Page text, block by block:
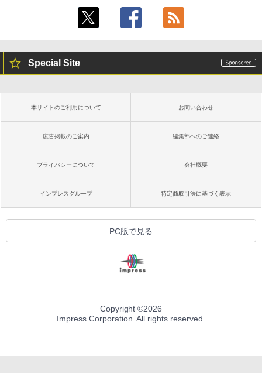
Special Site
本サイトのご利用について お問い合わせ
広告掲載のご案内 編集部へのご連絡
プライバシーについて 会社概要
インプレスグループ 特定商取引法に基づく表示
PC版で見る
Copyright ©2026
Impress Corporation. All rights reserved.